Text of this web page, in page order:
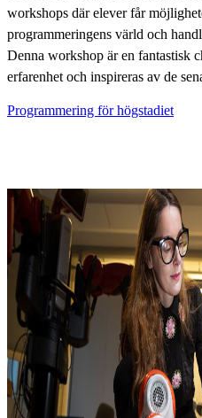
workshops där elever får
programmeringens värld och
Denna workshop är en fantastisk
erfarenhet och inspireras av de
Programmering för högstadiet